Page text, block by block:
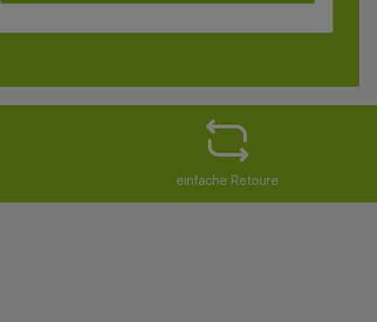
einfache Retoure